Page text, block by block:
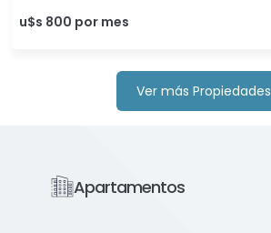
u$s 800 por mes
Ver más Propiedades
Apartamentos